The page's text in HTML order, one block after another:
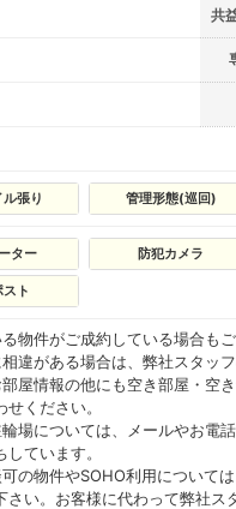
共
張り 管理形態(巡回)
ター 防犯カメラ
ト
物件がご成約している場合も
違がある場合は、弊社スタッ
屋情報の他にも空き部屋・空
ください。
場については、メールやお電
ています。
の物件やSOHO利用について
さい。お客様に代わって弊社ス